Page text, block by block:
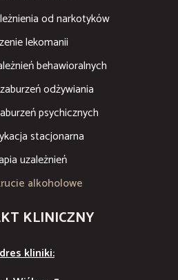
od narkotyków
lekomanii
behawioralnych
odżywiania
psychicznych
stacjonarna
uzależnień
alkoholowe
KLINICZNY
kliniki: